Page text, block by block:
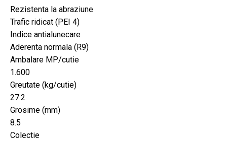
Rezistenta la abraziune
Trafic ridicat (PEI 4)
Indice antialunecare
Aderenta normala (R9)
Ambalare MP/cutie
1.600
Greutate (kg/cutie)
27.2
Grosime (mm)
8.5
Colectie